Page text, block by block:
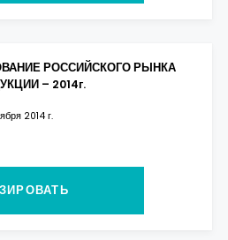
РОССИЙСКОГО РЫНКА
– 2014г.
2014 г.